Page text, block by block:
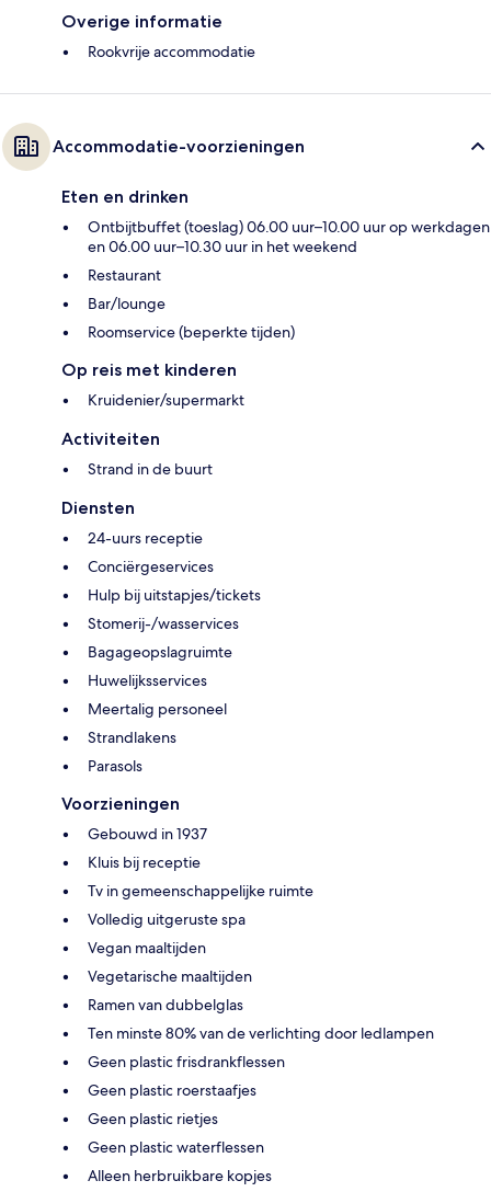
Overige informatie
Rookvrije accommodatie
Accommodatie-voorzieningen
Eten en drinken
Ontbijtbuffet (toeslag) 06.00 uur–10.00 uur op werkdagen
en 06.00 uur–10.30 uur in het weekend
Restaurant
Bar/lounge
Roomservice (beperkte tijden)
Op reis met kinderen
Kruidenier/supermarkt
Activiteiten
Strand in de buurt
Diensten
24-uurs receptie
Conciërgeservices
Hulp bij uitstapjes/tickets
Stomerij-/wasservices
Bagageopslagruimte
Huwelijksservices
Meertalig personeel
Strandlakens
Parasols
Voorzieningen
Gebouwd in 1937
Kluis bij receptie
Tv in gemeenschappelijke ruimte
Volledig uitgeruste spa
Vegan maaltijden
Vegetarische maaltijden
Ramen van dubbelglas
Ten minste 80% van de verlichting door ledlampen
Geen plastic frisdrankflessen
Geen plastic roerstaafjes
Geen plastic rietjes
Geen plastic waterflessen
Alleen herbruikbare kopjes